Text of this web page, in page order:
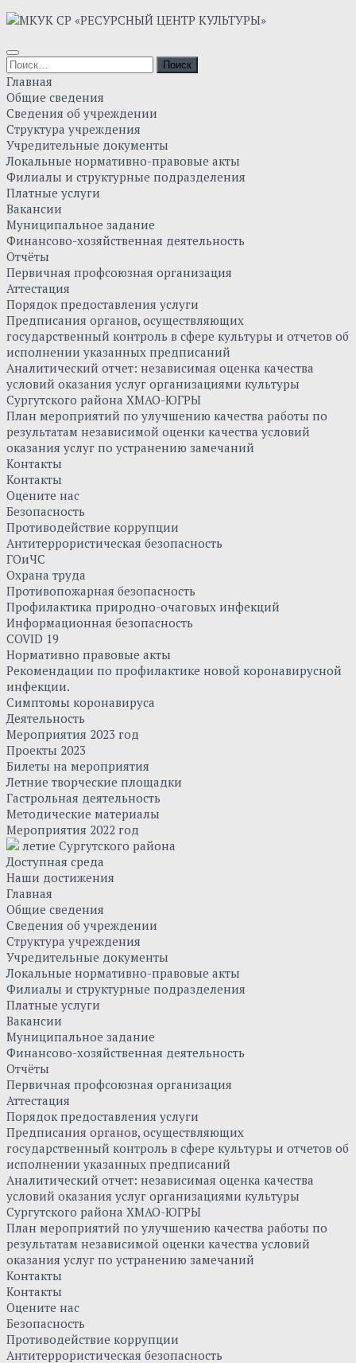
Skip
content
Найти:
Главная
Общие сведения
Сведения об учреждении
Структура учреждения
Учредительные документы
Локальные нормативно-правовые акты
Филиалы и структурные подразделения
Платные услуги
Вакансии
Муниципальное задание
Финансово-хозяйственная деятельность
Отчёты
Первичная профсоюзная организация
Аттестация
Порядок предоставления услуги
Предписания органов, осуществляющих
государственный контроль в сфере культуры и отчетов об
исполнении указанных предписаний
Аналитический отчет: независимая оценка качества
условий оказания услуг организациями культуры
Сургутского района ХМАО-ЮГРЫ
План мероприятий по улучшению качества работы по
результатам независимой оценки качества условий
оказания услуг по устранению замечаний
Контакты
Контакты
Оцените нас
Безопасность
Противодействие коррупции
Антитеррористическая безопасность
ГОиЧС
Охрана труда
Противопожарная безопасность
Профилактика природно-очаговых инфекций
Информационная безопасность
COVID 19
Нормативно правовые акты
Рекомендации по профилактике новой коронавирусной
инфекции.
Симптомы коронавируса
Деятельность
Мероприятия 2023 год
Проекты 2023
Билеты на мероприятия
Летние творческие площадки
Гастрольная деятельность
Методические материалы
Мероприятия 2022 год
летие Сургутского района
Доступная среда
Наши достижения
Главная
Общие сведения
Сведения об учреждении
Структура учреждения
Учредительные документы
Локальные нормативно-правовые акты
Филиалы и структурные подразделения
Платные услуги
Вакансии
Муниципальное задание
Финансово-хозяйственная деятельность
Отчёты
Первичная профсоюзная организация
Аттестация
Порядок предоставления услуги
Предписания органов, осуществляющих
государственный контроль в сфере культуры и отчетов об
исполнении указанных предписаний
Аналитический отчет: независимая оценка качества
условий оказания услуг организациями культуры
Сургутского района ХМАО-ЮГРЫ
План мероприятий по улучшению качества работы по
результатам независимой оценки качества условий
оказания услуг по устранению замечаний
Контакты
Контакты
Оцените нас
Безопасность
Противодействие коррупции
Антитеррористическая безопасность